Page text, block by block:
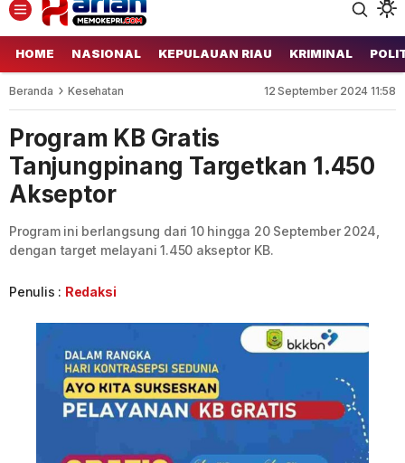
HOME NASIONAL KEPULAUAN RIAU KRIMINAL
Beranda Kesehatan 12 September 2024 11:58
Program KB Gratis
Tanjungpinang Targetkan 1.450
Akseptor
Program ini berlangsung dari 10 hingga 20 September 2024,
dengan target melayani 1.450 akseptor KB.
Penulis : Redaksi